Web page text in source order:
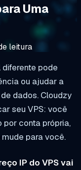
Uma
leitura
diferente pode
ou ajudar a
dados. Cloudzy
seu VPS: você
por conta própria,
para você.
IP do VPS vai